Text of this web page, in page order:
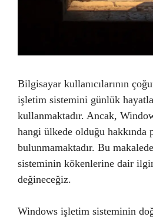
Bilgisayar kullanıcılarının
işletim sistemini günlük
kullanmaktadır. Ancak,
hangi ülkede olduğu hakkında
bulunmamaktadır. Bu
sisteminin kökenlerine dair
değineceğiz.
Windows işletim sisteminin